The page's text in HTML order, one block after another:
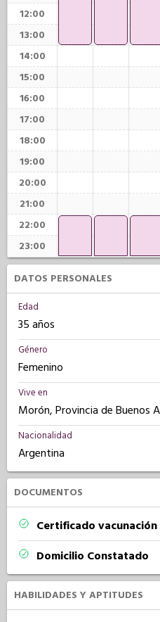
12:00
13:00
14:00
15:00
16:00
17:00
18:00
19:00
20:00
21:00
22:00
23:00
DATOS PERSONALES
Edad
35 años
Género
Femenino
Vive en
Morón, Provincia de Buenos
Nacionalidad
Argentina
DOCUMENTOS
Certificado vacunación
Domicilio Constatado
HABILIDADES Y APTITUDES